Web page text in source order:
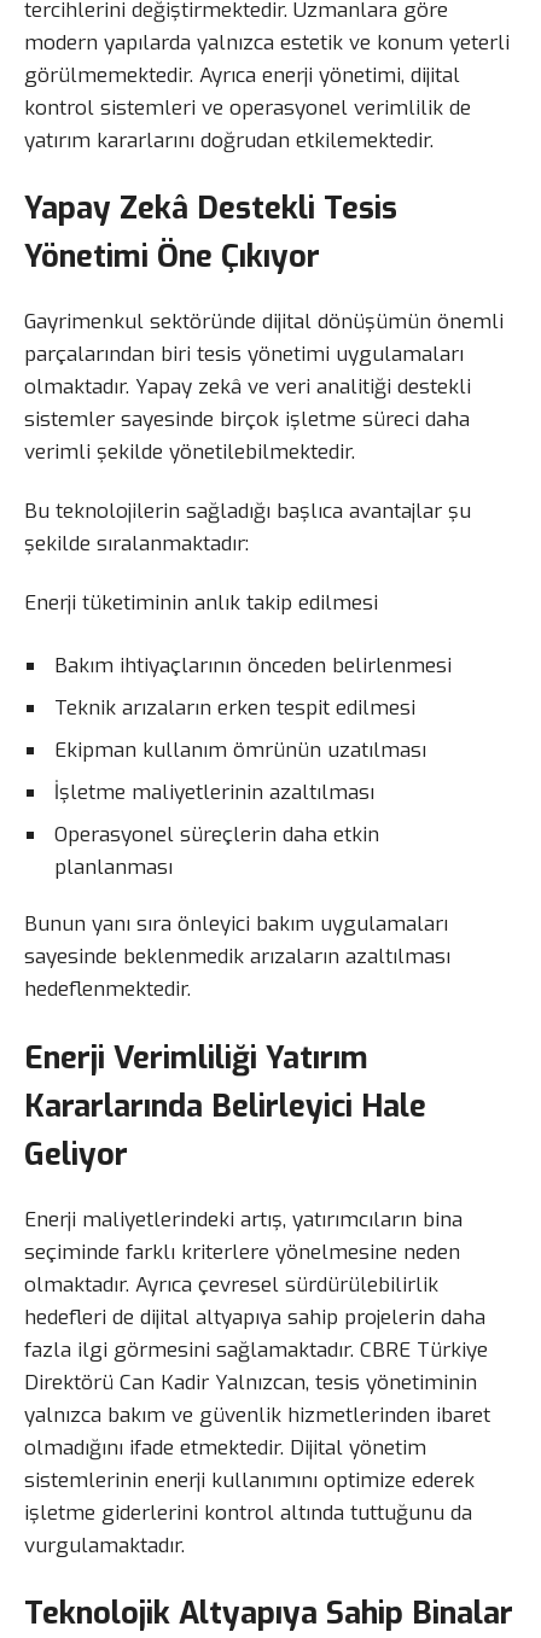
tercihlerini değiştirmektedir. Uzmanlara göre
modern yapılarda yalnızca estetik ve konum yeterli
görülmemektedir. Ayrıca enerji yönetimi, dijital
kontrol sistemleri ve operasyonel verimlilik de
yatırım kararlarını doğrudan etkilemektedir.
Yapay Zekâ Destekli Tesis
Yönetimi Öne Çıkıyor
Gayrimenkul sektöründe dijital dönüşümün önemli
parçalarından biri tesis yönetimi uygulamaları
olmaktadır. Yapay zekâ ve veri analitiği destekli
sistemler sayesinde birçok işletme süreci daha
verimli şekilde yönetilebilmektedir.
Bu teknolojilerin sağladığı başlıca avantajlar şu
şekilde sıralanmaktadır:
Enerji tüketiminin anlık takip edilmesi
Bakım ihtiyaçlarının önceden belirlenmesi
Teknik arızaların erken tespit edilmesi
Ekipman kullanım ömrünün uzatılması
İşletme maliyetlerinin azaltılması
Operasyonel süreçlerin daha etkin
planlanması
Bunun yanı sıra önleyici bakım uygulamaları
sayesinde beklenmedik arızaların azaltılması
hedeflenmektedir.
Enerji Verimliliği Yatırım
Kararlarında Belirleyici Hale
Geliyor
Enerji maliyetlerindeki artış, yatırımcıların bina
seçiminde farklı kriterlere yönelmesine neden
olmaktadır. Ayrıca çevresel sürdürülebilirlik
hedefleri de dijital altyapıya sahip projelerin daha
fazla ilgi görmesini sağlamaktadır. CBRE Türkiye
Direktörü Can Kadir Yalnızcan, tesis yönetiminin
yalnızca bakım ve güvenlik hizmetlerinden ibaret
olmadığını ifade etmektedir. Dijital yönetim
sistemlerinin enerji kullanımını optimize ederek
işletme giderlerini kontrol altında tuttuğunu da
vurgulamaktadır.
Teknolojik Altyapıya Sahip Binalar